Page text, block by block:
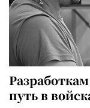
путь в